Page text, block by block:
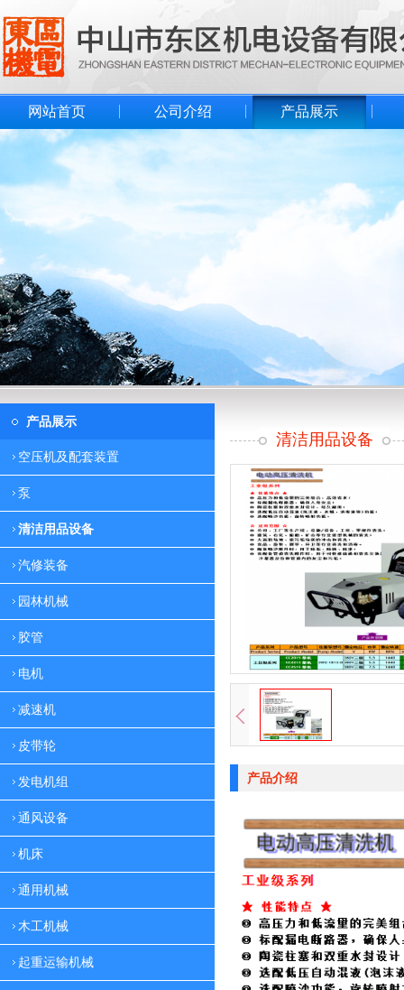
网站首页 公司介绍 产品展示
产品展示
空压机及配套装置
泵
清洁用品设备
汽修装备
园林机械
胶管
电机
减速机
皮带轮
发电机组
通风设备
机床
通用机械
木工机械
起重运输机械
清洁用品设备
产品介绍